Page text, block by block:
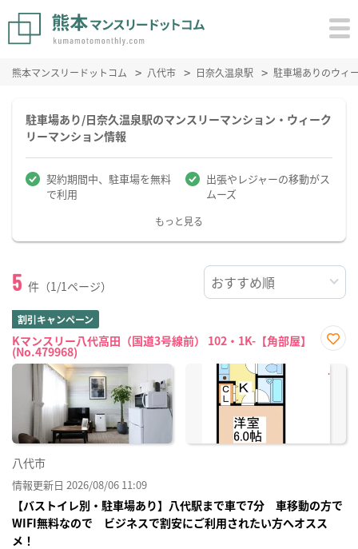
熊本マンスリードットコム 八代市 日奈久温泉駅 駐車場ありのウィ
駐車場あり/日奈久温泉駅のマンスリーマンション・ウィーク
リーマンション情報
契約期間中、駐車場を無料
で利用
出張やレジャーの移動がス
ムーズ
もっと見る
5 件（1/1ページ）
割引キャンペーン
Kマンスリー八代高田（国道3号線前） 102・1K-【角部屋】
(No.479968)
に入
り登
八代市
情報更新日 2026/08/06 11:09
【バストイレ別・駐車場あり】八代駅まで車で7分 車移動の方で
WIFI無料なので ビジネスで割安にご利用されたい方へオスス
メ！